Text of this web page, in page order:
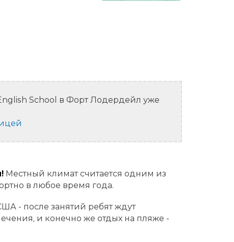
School в Форт Лодердейл уже
Местный климат считается одним из
в любое время года.
- после занятий ребят ждут
и конечно же отдых на пляже -